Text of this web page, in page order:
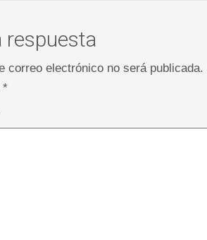
respuesta
correo electrónico no será publicada.
*